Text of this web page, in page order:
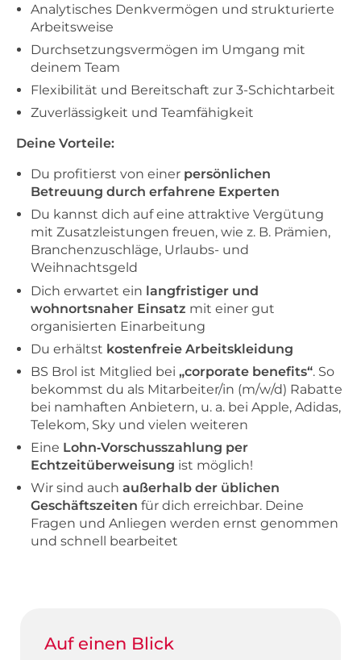
Analytisches Denkvermögen und strukturierte
Arbeitsweise
Durchsetzungsvermögen im Umgang mit
deinem Team
Flexibilität und Bereitschaft zur 3-Schichtarbeit
Zuverlässigkeit und Teamfähigkeit
Deine Vorteile:
Du profitierst von einer persönlichen
Betreuung durch erfahrene Experten
Du kannst dich auf eine attraktive Vergütung
mit Zusatzleistungen freuen, wie z. B. Prämien,
Branchenzuschläge, Urlaubs- und
Weihnachtsgeld
Dich erwartet ein langfristiger und
wohnortsnaher Einsatz mit einer gut
organisierten Einarbeitung
Du erhältst kostenfreie Arbeitskleidung
BS Brol ist Mitglied bei „corporate benefits“. So
bekommst du als Mitarbeiter/in (m/w/d) Rabatte
bei namhaften Anbietern, u. a. bei Apple, Adidas,
Telekom, Sky und vielen weiteren
Eine Lohn‑Vorschusszahlung per
Echtzeitüberweisung ist möglich!
Wir sind auch außerhalb der üblichen
Geschäftszeiten für dich erreichbar. Deine
Fragen und Anliegen werden ernst genommen
und schnell bearbeitet
Auf einen Blick